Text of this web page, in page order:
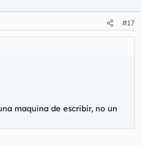
#17
maquina de escribir, no un